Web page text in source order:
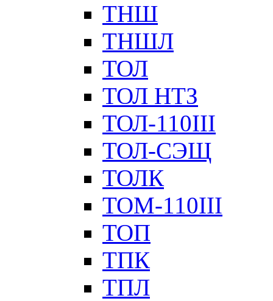
ТНШ
ТНШЛ
ТОЛ
ТОЛ НТЗ
ТОЛ-110III
ТОЛ-СЭЩ
ТОЛК
ТОМ-110III
ТОП
ТПК
ТПЛ